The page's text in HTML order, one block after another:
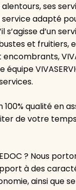
ses
adapté
d’un
et fruitiers,
100% qualité en
de votre
? Nous
à des
ainsi que